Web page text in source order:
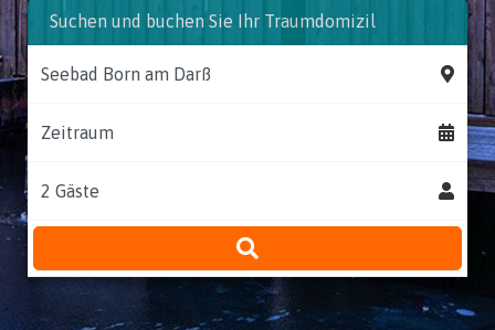
Suchen und buchen Sie Ihr Traumdomizil
Zeitraum